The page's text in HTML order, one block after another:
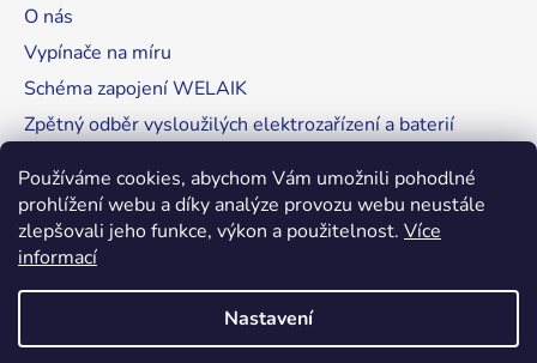
Používáme cookies, abychom Vám umožnili pohodlné
prohlížení webu a díky analýze provozu webu neustále
zlepšovali jeho funkce, výkon a použitelnost. Více
informací
Nastavení
O nás
Vypínače na míru
Schéma zapojení WELAIK
Zpětný odběr vysloužilých elektrozařízení a baterií
RozsvítímeSvět.cz